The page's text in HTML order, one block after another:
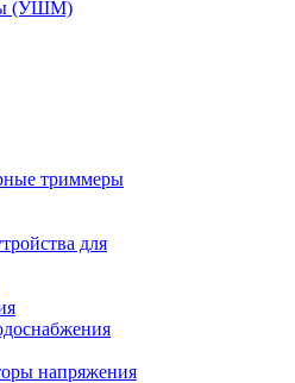
(УШМ)
триммеры
для
напряжения